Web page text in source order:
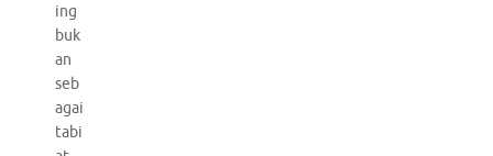
ing
buk
an
seb
agai
tabi